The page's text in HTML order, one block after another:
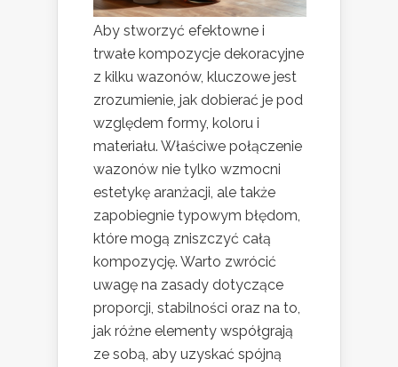
Aby stworzyć efektowne i
trwałe kompozycje dekoracyjne
z kilku wazonów, kluczowe jest
zrozumienie, jak dobierać je pod
względem formy, koloru i
materiału. Właściwe połączenie
wazonów nie tylko wzmocni
estetykę aranżacji, ale także
zapobiegnie typowym błędom,
które mogą zniszczyć całą
kompozycję. Warto zwrócić
uwagę na zasady dotyczące
proporcji, stabilności oraz na to,
jak różne elementy współgrają
ze sobą, aby uzyskać spójną